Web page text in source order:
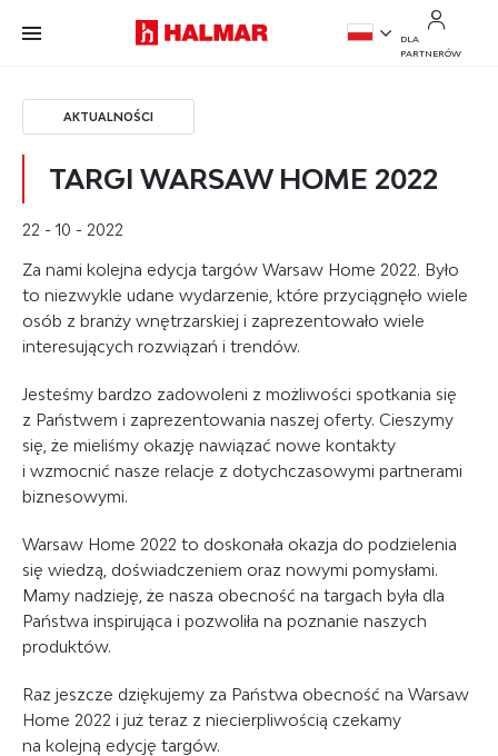
Przejdź do treści.
Przejdź do menu.
Przejdź do wyszukiwarki.
DLA
PARTNERÓW
AKTUALNOŚCI
TARGI WARSAW HOME 2022
22 - 10 - 2022
Za nami kolejna edycja targów Warsaw Home 2022. Było
to niezwykle udane wydarzenie, które przyciągnęło wiele
osób z branży wnętrzarskiej i zaprezentowało wiele
interesujących rozwiązań i trendów.
Jesteśmy bardzo zadowoleni z możliwości spotkania się
z Państwem i zaprezentowania naszej oferty. Cieszymy
się, że mieliśmy okazję nawiązać nowe kontakty
i wzmocnić nasze relacje z dotychczasowymi partnerami
biznesowymi.
Warsaw Home 2022 to doskonała okazja do podzielenia
się wiedzą, doświadczeniem oraz nowymi pomysłami.
Mamy nadzieję, że nasza obecność na targach była dla
Państwa inspirująca i pozwoliła na poznanie naszych
produktów.
Raz jeszcze dziękujemy za Państwa obecność na Warsaw
Home 2022 i już teraz z niecierpliwością czekamy
na kolejną edycję targów.